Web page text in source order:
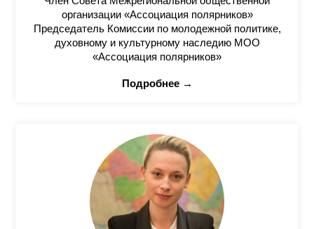
организации «Ассоциация полярников»
Председатель Комиссии по молодежной политике,
духовному и культурному наследию МОО
«Ассоциация полярников»
Подробнее →